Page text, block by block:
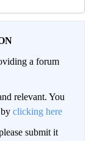
a forum
relevant. You
clicking here
submit it